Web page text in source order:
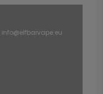
info@elfbarvape.eu